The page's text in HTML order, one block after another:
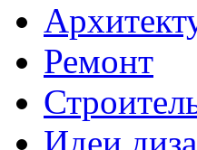
Ремонт